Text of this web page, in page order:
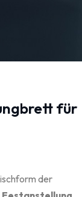
für
der